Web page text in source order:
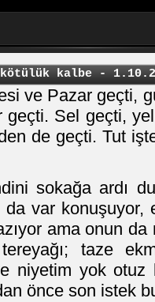
kalbe -
ve Pazar geçti,
Sel geçti, yel
de geçti. Tut
sokağa ardı
da var konuşuyor,
ama onun
taze
niyetim yok otuz
önce son istek